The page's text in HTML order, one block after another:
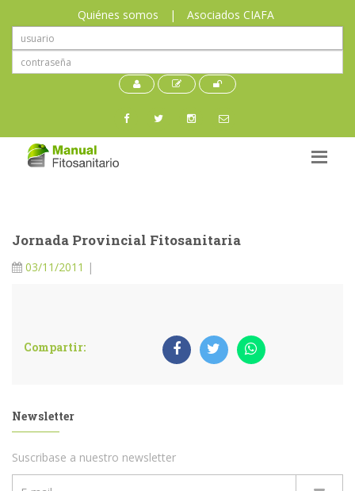
Quiénes somos | Asociados CIAFA
Jornada Provincial Fitosanitaria
03/11/2011 |
Compartir:
Newsletter
Suscribase a nuestro newsletter